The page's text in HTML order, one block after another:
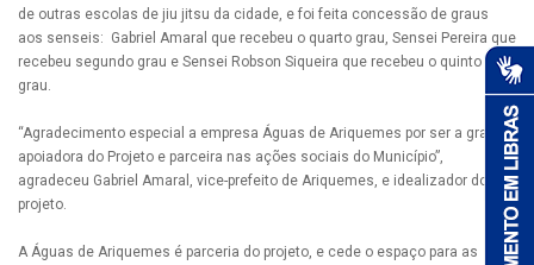
de outras escolas de jiu jitsu da cidade, e foi feita concessão de graus
aos senseis: Gabriel Amaral que recebeu o quarto grau, Sensei Pereira que
recebeu segundo grau e Sensei Robson Siqueira que recebeu o quinto
grau.
“Agradecimento especial a empresa Águas de Ariquemes por ser a grande
apoiadora do Projeto e parceira nas ações sociais do Município”,
agradeceu Gabriel Amaral, vice-prefeito de Ariquemes, e idealizador do
projeto.
A Águas de Ariquemes é parceria do projeto, e cede o espaço para as